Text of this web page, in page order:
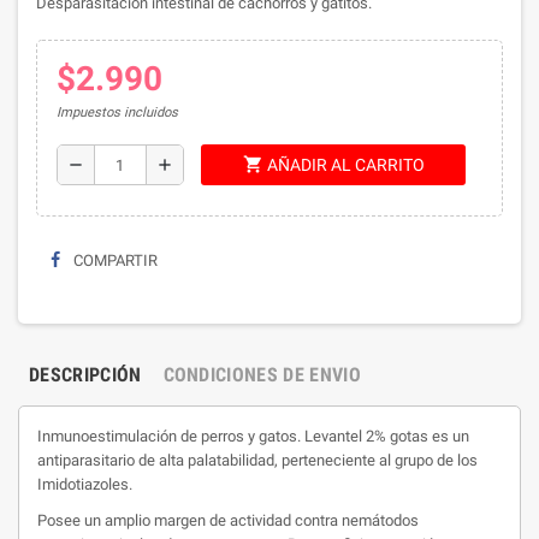
$2.990
Impuestos incluidos
remove add shopping_cart AÑADIR AL CARRITO
COMPARTIR
DESCRIPCIÓN CONDICIONES DE ENVIO
Inmunoestimulación de perros y gatos. Levantel 2% gotas es un
antiparasitario de alta palatabilidad, perteneciente al grupo de los
Imidotiazoles.
Posee un amplio margen de actividad contra nemátodos